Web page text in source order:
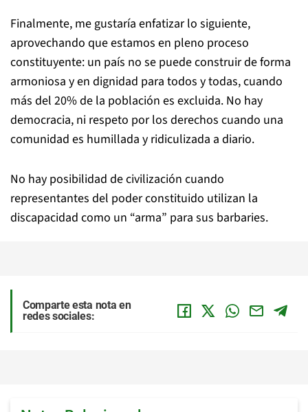
Finalmente, me gustaría enfatizar lo siguiente,
aprovechando que estamos en pleno proceso
constituyente: un país no se puede construir de forma
armoniosa y en dignidad para todos y todas, cuando
más del 20% de la población es excluida. No hay
democracia, ni respeto por los derechos cuando una
comunidad es humillada y ridiculizada a diario.
No hay posibilidad de civilización cuando
representantes del poder constituido utilizan la
discapacidad como un “arma” para sus barbaries.
Comparte esta nota en
redes sociales: